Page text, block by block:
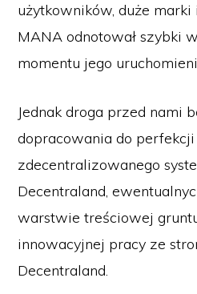
użytkowników, duże marki
MANA odnotował szybki
momentu jego
Jednak droga przed nami
dopracowania do perfekcji
zdecentralizowanego
Decentraland,
warstwie treściowej
innowacyjnej pracy ze
Decentraland.